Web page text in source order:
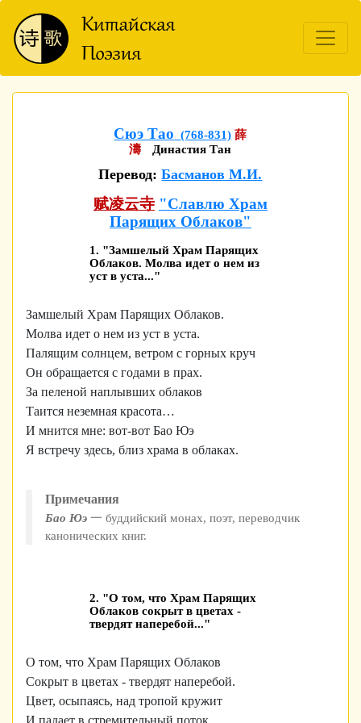
Сюэ Тао (768-831) 薛
濤
Династия Тан
Перевод:Басманов М.И.
赋凌云寺 "Славлю Храм
Парящих Облаков"
1. "Замшелый Храм Парящих
Облаков. Молва идет о нем из
уст в уста..."
Замшелый Храм Парящих Облаков.
Молва идет о нем из уст в уста.
Палящим солнцем, ветром с горных круч
Он обращается с годами в прах.
За пеленой наплывших облаков
Таится неземная красота…
И мнится мне: вот-вот Бао Юэ
Я встречу здесь, близ храма в облаках.
Примечания
Бао Юэ 一 буддийский монах, поэт, переводчик
канонических книг.
2. "О том, что Храм Парящих
Облаков сокрыт в цветах -
твердят наперебой..."
О том, что Храм Парящих Облаков
Сокрыт в цветах - твердят наперебой.
Цвет, осыпаясь, над тропой кружит
И падает в стремительный поток.